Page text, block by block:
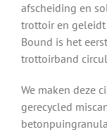
afscheiding en
trottoir en geleidt
Bound is het
trottoirband
We maken deze
gerecycled